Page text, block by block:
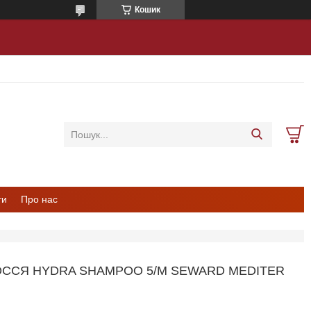
Кошик
Про нас
SHAMPOO 5/M SEWARD MEDITER